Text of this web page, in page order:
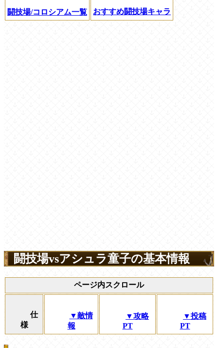
闘技場/コロシアム一覧 おすすめ闘技場キャラ
闘技場vsアシュラ童子の基本情報
ページ内スクロール
仕
様
▼敵情
報
▼攻略
PT
▼投稿
PT